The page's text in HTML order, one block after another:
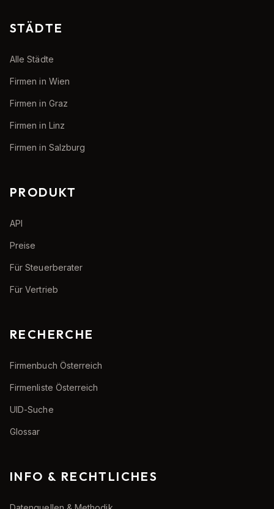
STÄDTE
Alle Städte
Firmen in Wien
Firmen in Graz
Firmen in Linz
Firmen in Salzburg
PRODUKT
API
Preise
Für Steuerberater
Für Vertrieb
RECHERCHE
Firmenbuch Österreich
Firmenliste Österreich
UID-Suche
Glossar
INFO & RECHTLICHES